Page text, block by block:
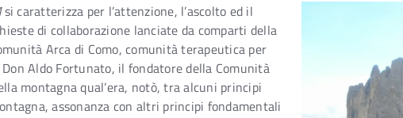
si caratterizza per l’attenzione, l’ascolto ed il
di collaborazione lanciate da comparti della
Arca di Como, comunità terapeutica per
Aldo Fortunato, il fondatore della Comunità
montagna qual’era, notò, tra alcuni principi
assonanza con altri principi fondamentali